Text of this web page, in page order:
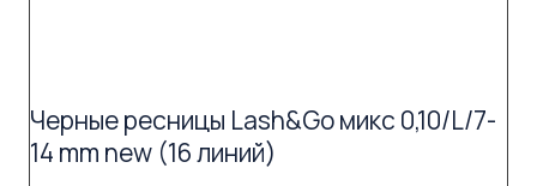
Черные ресницы Lash&Go микс 0,10/L/7-
14 mm new (16 линий)